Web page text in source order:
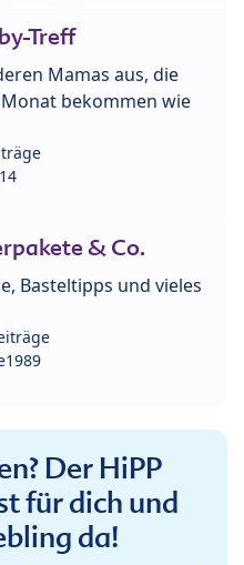
Treff
Mamas aus, die
bekommen wie
& Co.
Basteltipps und vieles
Der HiPP
für dich und
da!